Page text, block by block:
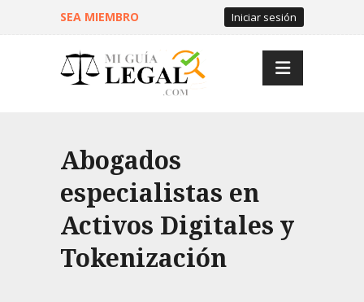
SEA MIEMBRO Iniciar sesión
Abogados
especialistas en
Activos Digitales y
Tokenización